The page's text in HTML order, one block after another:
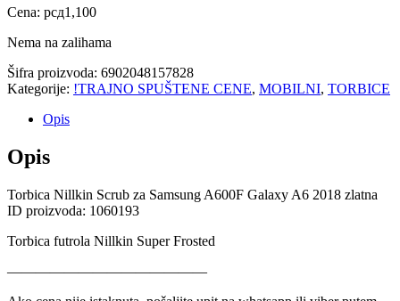
Cena: рсд1,100
Nema na zalihama
Šifra proizvoda: 6902048157828
Kategorije: !TRAJNO SPUŠTENE CENE, MOBILNI, TORBICE
Opis
Opis
Torbica Nillkin Scrub za Samsung A600F Galaxy A6 2018 zlatna
ID proizvoda: 1060193
Torbica futrola Nillkin Super Frosted
——————————————